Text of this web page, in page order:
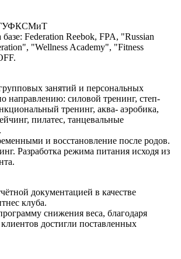
Federation Reebok, FPA, "Russian
"Wellness Academy", "Fitness
занятий и персональных
направлению: силовой тренинг, степ-
тренинг, аква- аэробика,
пилатес, танцевальные
и восстановление после родов.
Разработка режима питания исходя из
документацией в качестве
клуба.
снижения веса, благодаря
достигли поставленных